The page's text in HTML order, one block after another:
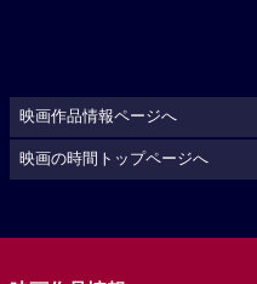
映画作品情報ページへ
映画の時間トップページへ